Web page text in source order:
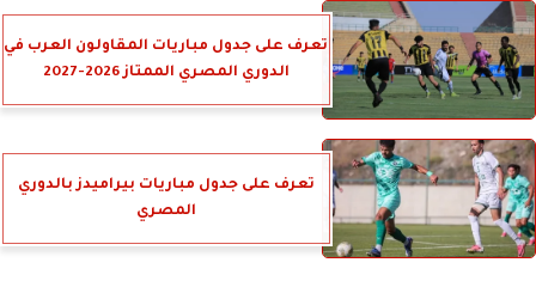
تعرف على جدول مباريات المقاولون العرب في
الدوري المصري الممتاز 2026-2027
تعرف على جدول مباريات بيراميدز بالدوري
المصري